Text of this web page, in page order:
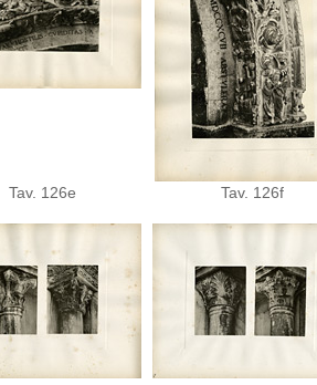
Tav. 126e Tav. 126f